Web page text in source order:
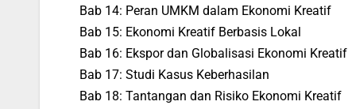
Bab 14: Peran UMKM dalam Ekonomi Kreatif
Bab 15: Ekonomi Kreatif Berbasis Lokal
Bab 16: Ekspor dan Globalisasi Ekonomi Kreatif
Bab 17: Studi Kasus Keberhasilan
Bab 18: Tantangan dan Risiko Ekonomi Kreatif